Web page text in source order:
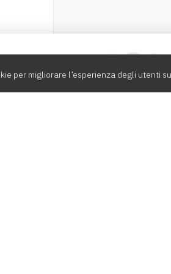
per migliorare l’esperienza degli utenti